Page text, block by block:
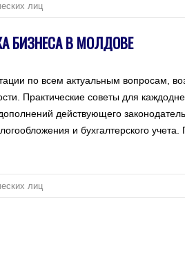
лиц
БИЗНЕСА В МОЛДОВЕ
по всем актуальным вопросам,
Практические советы для
действующего
и бухгалтерского
лиц